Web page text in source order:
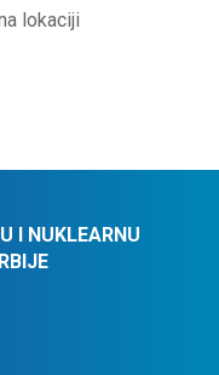
lokaciji
I NUKLEARNU